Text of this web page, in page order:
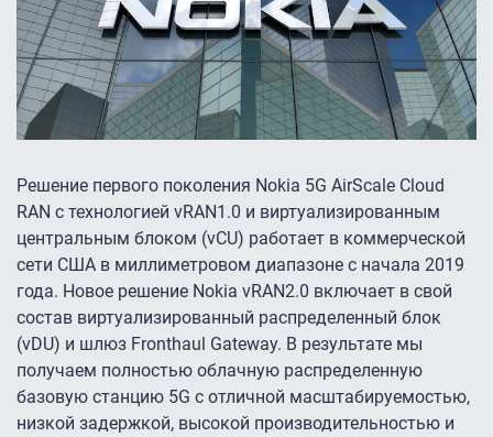
Решение первого поколения Nokia 5G AirScale Cloud
RAN с технологией vRAN1.0 и виртуализированным
центральным блоком (vCU) работает в коммерческой
сети США в миллиметровом диапазоне с начала 2019
года. Новое решение Nokia vRAN2.0 включает в свой
состав виртуализированный распределенный блок
(vDU) и шлюз Fronthaul Gateway. В результате мы
получаем полностью облачную распределенную
базовую станцию 5G с отличной масштабируемостью,
низкой задержкой, высокой производительностью и